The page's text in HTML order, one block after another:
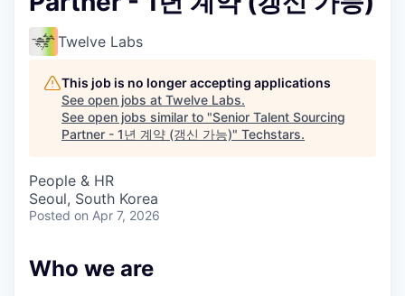
Twelve Labs
This job is no longer accepting applications
See open jobs at Twelve Labs.
See open jobs similar to "Senior Talent Sourcing
Partner - 1년 계약 (갱신 가능)" Techstars.
People & HR
Seoul, South Korea
Posted on Apr 7, 2026
Who we are